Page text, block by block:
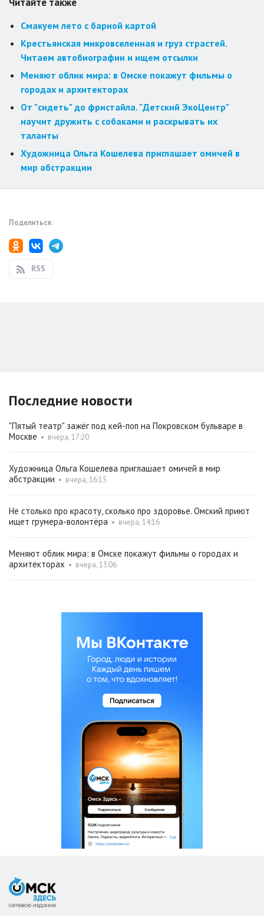
Читайте также
Смакуем лето с барной картой
Крестьянская микровселенная и груз страстей.
Читаем автобиографии и ищем отсылки
Меняют облик мира: в Омске покажут фильмы о
городах и архитекторах
От "сидеть" до фристайла. "Детский ЭкоЦентр"
научит дружить с собаками и раскрывать их
таланты
Художница Ольга Кошелева приглашает омичей в
мир абстракции
Поделиться:
RSS
Последние новости
"Пятый театр" зажёг под кей-поп на Покровском бульваре в
Москве • вчера, 17:20
Художница Ольга Кошелева приглашает омичей в мир
абстракции • вчера, 16:15
Не столько про красоту, сколько про здоровье. Омский приют
ищет грумера-волонтёра • вчера, 14:16
Меняют облик мира: в Омске покажут фильмы о городах и
архитекторах • вчера, 13:06